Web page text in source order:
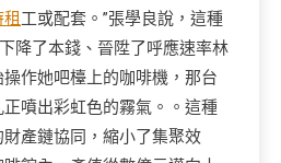
租 工或配套。”張學良說，這種
降了本錢、晉陞了呼應速率林
作她吧檯上的咖啡機，那台
噴出彩虹色的霧氣。。這種
產鏈協同，縮小了集聚效